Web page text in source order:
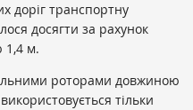
доріг транспортну
досягти за рахунок
1,4 м.
роторами довжиною
тільки